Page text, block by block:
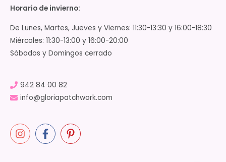
Horario de invierno:
De Lunes, Martes, Jueves y Viernes: 11:30-13:30 y 16:00-18:30
Miércoles: 11:30-13:00 y 16:00-20:00
Sábados y Domingos cerrado
942 84 00 82
info@gloriapatchwork.com